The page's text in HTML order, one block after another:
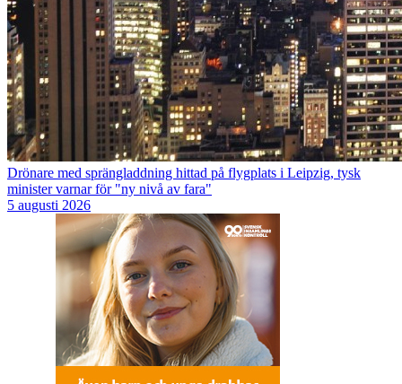
Drönare med sprängladdning hittad på flygplats i Leipzig, tysk
minister varnar för "ny nivå av fara"
5 augusti 2026